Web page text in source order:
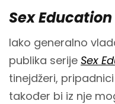
Sex Education
Iako generalno
publika serije Sex
tinejdžeri,
također bi iz nje